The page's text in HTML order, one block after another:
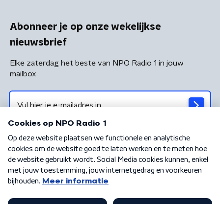
Abonneer je op onze wekelijkse
nieuwsbrief
Elke zaterdag het beste van NPO Radio 1 in jouw
mailbox
Algemene voorwaarden